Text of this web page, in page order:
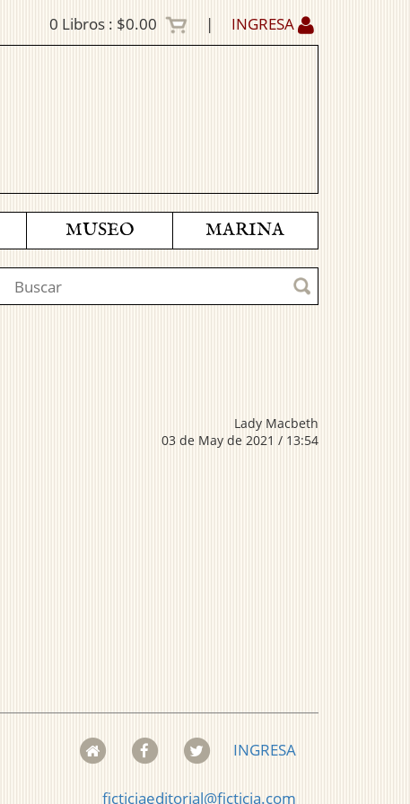
0 Libros : $0.00 | INGRESA
MUSEO MARINA
Lady Macbeth
03 de May de 2021 / 13:54
INGRESA
ficticiaeditorial@ficticia.com